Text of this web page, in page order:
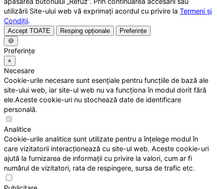
utilizării Site-ului web vă exprimați acordul cu privire la Termeni și
Condiții.
Accept TOATE Resping opționale
Preferințe
🍪
Preferințe
×
Necesare
Cookie-urile necesare sunt esențiale pentru funcțiile de bază ale
site-ului web, iar site-ul web nu va funcționa în modul dorit fără
ele.Aceste cookie-uri nu stochează date de identificare
personală.
Analitice
Cookie-urile analitice sunt utilizate pentru a înțelege modul în
care vizitatorii interacționează cu site-ul web. Aceste cookie-uri
ajută la furnizarea de informații cu privire la valori, cum ar fi
numărul de vizitatori, rata de respingere, sursa de trafic etc.